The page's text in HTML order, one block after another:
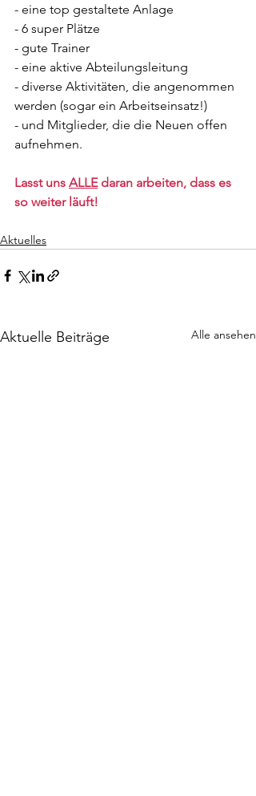
- eine top gestaltete Anlage
- 6 super Plätze
- gute Trainer
- eine aktive Abteilungsleitung
- diverse Aktivitäten, die angenommen
werden (sogar ein Arbeitseinsatz!)
- und Mitglieder, die die Neuen offen
aufnehmen.
Lasst uns ALLE daran arbeiten, dass es
so weiter läuft!
Aktuelles
Aktuelle Beiträge Alle ansehen